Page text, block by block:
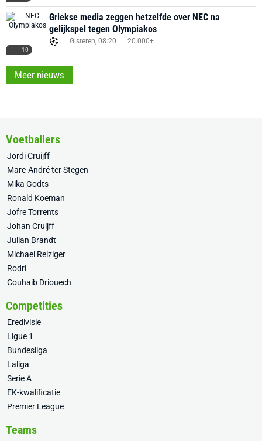
10
Griekse media zeggen hetzelfde over NEC na
gelijkspel tegen Olympiakos
Gisteren, 08:20 20.000+
Meer nieuws
Voetballers
Jordi Cruijff
Marc-André ter Stegen
Mika Godts
Ronald Koeman
Jofre Torrents
Johan Cruijff
Julian Brandt
Michael Reiziger
Rodri
Couhaib Driouech
Competities
Eredivisie
Ligue 1
Bundesliga
Laliga
Serie A
EK-kwalificatie
Premier League
Teams